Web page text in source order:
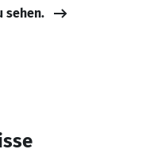
sehen.